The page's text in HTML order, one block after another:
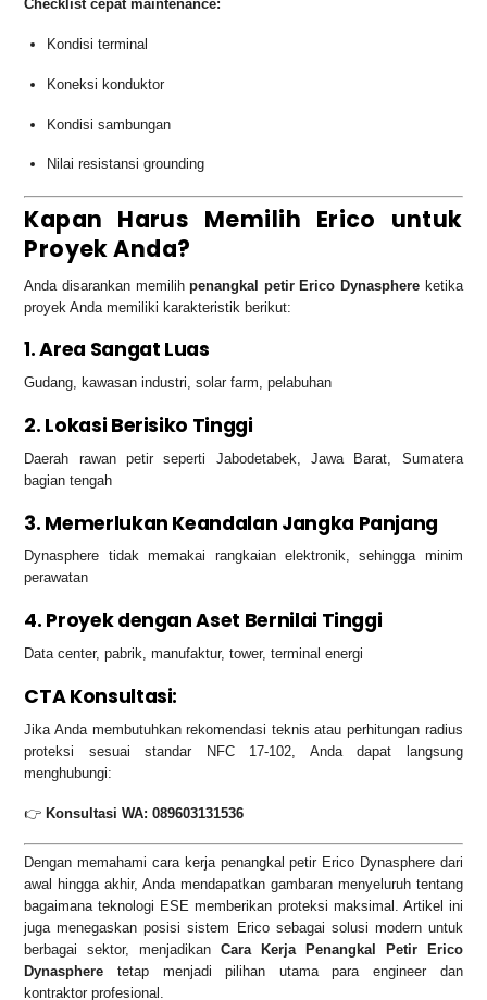
Checklist cepat maintenance:
Kondisi terminal
Koneksi konduktor
Kondisi sambungan
Nilai resistansi grounding
Kapan Harus Memilih Erico untuk
Proyek Anda?
Anda disarankan memilihpenangkal petir Erico Dynasphere ketika
proyek Anda memiliki karakteristik berikut:
1. Area Sangat Luas
Gudang, kawasan industri, solar farm, pelabuhan
2. Lokasi Berisiko Tinggi
Daerah rawan petir seperti Jabodetabek, Jawa Barat, Sumatera
bagian tengah
3. Memerlukan Keandalan Jangka Panjang
Dynasphere tidak memakai rangkaian elektronik, sehingga minim
perawatan
4. Proyek dengan Aset Bernilai Tinggi
Data center, pabrik, manufaktur, tower, terminal energi
CTA Konsultasi:
Jika Anda membutuhkan rekomendasi teknis atau perhitungan radius
proteksi sesuai standar NFC 17-102, Anda dapat langsung
menghubungi:
👉Konsultasi WA: 089603131536
Dengan memahami cara kerja penangkal petir Erico Dynasphere dari
awal hingga akhir, Anda mendapatkan gambaran menyeluruh tentang
bagaimana teknologi ESE memberikan proteksi maksimal. Artikel ini
juga menegaskan posisi sistem Erico sebagai solusi modern untuk
berbagai sektor, menjadikanCara Kerja Penangkal Petir Erico
Dynasphere tetap menjadi pilihan utama para engineer dan
kontraktor profesional.